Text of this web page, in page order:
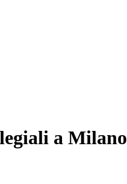
a Milano